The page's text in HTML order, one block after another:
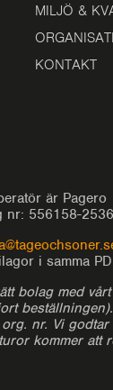
MILJÖ &
KONTAKT
är Pagero
556158-
i samma
bolag med
nr. Vi
kommer att